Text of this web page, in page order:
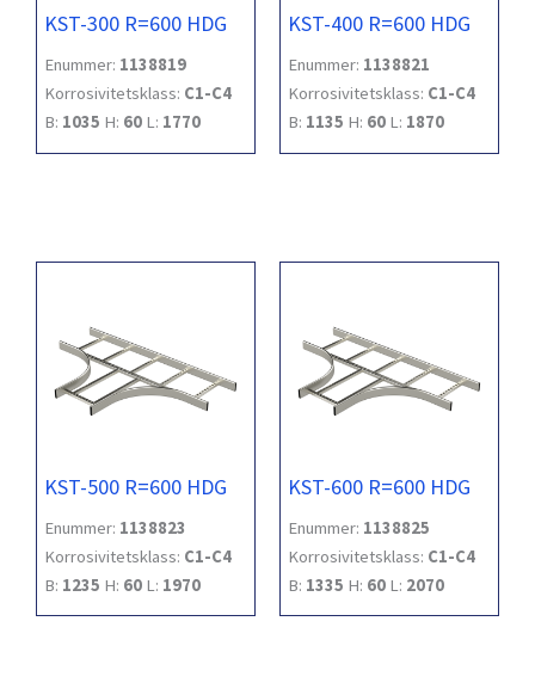
KST-300 R=600 HDG
Enummer: 1138819
Korrosivitetsklass: C1-C4
B: 1035 H: 60 L: 1770
KST-400 R=600 HDG
Enummer: 1138821
Korrosivitetsklass: C1-C4
B: 1135 H: 60 L: 1870
KST-500 R=600 HDG
Enummer: 1138823
Korrosivitetsklass: C1-C4
B: 1235 H: 60 L: 1970
KST-600 R=600 HDG
Enummer: 1138825
Korrosivitetsklass: C1-C4
B: 1335 H: 60 L: 2070